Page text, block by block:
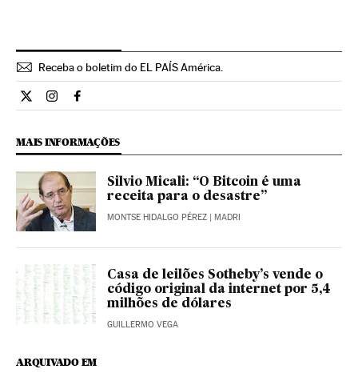
Receba o boletim do EL PAÍS América.
Economia El País Brasil en Twitter
Economia El País Brasil en Instagram
Economia El País Brasil en Facebook
MAIS INFORMAÇÕES
Silvio Micali: “O Bitcoin é uma
receita para o desastre”
MONTSE HIDALGO PÉREZ | MADRI
Casa de leilões Sotheby’s vende o
código original da internet por 5,4
milhões de dólares
GUILLERMO VEGA
ARQUIVADO EM